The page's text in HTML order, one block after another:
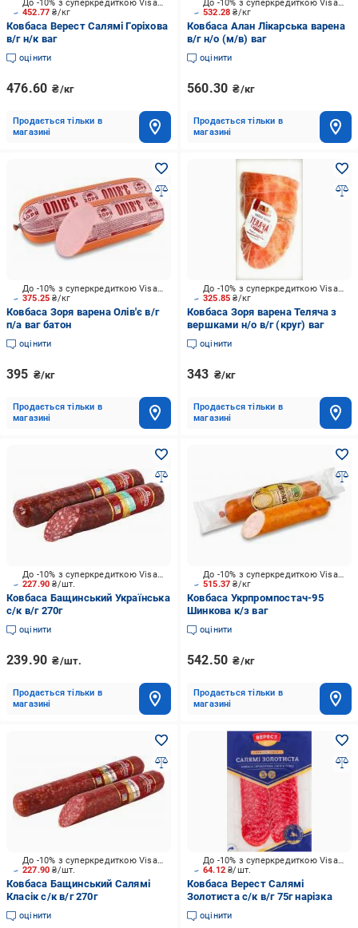
452.77₴/кг
До -10% з суперкредиткою Visa Вигода
Ковбаса Верест Салямі Горіхова
в/г н/к ваг
оцінити
476.60 ₴/кг
Продається тільки в
магазині
532.28₴/кг
До -10% з суперкредиткою Visa Вигода
Ковбаса Алан Лікарська варена
в/г н/о (м/в) ваг
оцінити
560.30 ₴/кг
Продається тільки в
магазині
375.25₴/кг
До -10% з суперкредиткою Visa Вигода
Ковбаса Зоря варена Олів'є в/г
п/а ваг батон
оцінити
395 ₴/кг
Продається тільки в
магазині
325.85₴/кг
До -10% з суперкредиткою Visa Вигода
Ковбаса Зоря варена Теляча з
вершками н/о в/г (круг) ваг
оцінити
343 ₴/кг
Продається тільки в
магазині
227.90₴/шт.
До -10% з суперкредиткою Visa Вигода
Ковбаса Бащинський Українська
с/к в/г 270г
оцінити
239.90 ₴/шт.
Продається тільки в
магазині
515.37₴/кг
До -10% з суперкредиткою Visa Вигода
Ковбаса Укрпромпостач-95
Шинкова к/з ваг
оцінити
542.50 ₴/кг
Продається тільки в
магазині
227.90₴/шт.
До -10% з суперкредиткою Visa Вигода
Ковбаса Бащинський Салямі
Класік с/к в/г 270г
оцінити
64.12₴/шт.
До -10% з суперкредиткою Visa Вигода
Ковбаса Верест Салямі
Золотиста с/к в/г 75г нарізка
оцінити